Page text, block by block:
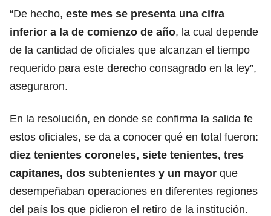
“De hecho, este mes se presenta una cifra
inferior a la de comienzo de año, la cual depende
de la cantidad de oficiales que alcanzan el tiempo
requerido para este derecho consagrado en la ley”,
aseguraron.
En la resolución, en donde se confirma la salida fe
estos oficiales, se da a conocer qué en total fueron:
diez tenientes coroneles, siete tenientes, tres
capitanes, dos subtenientes y un mayor que
desempeñaban operaciones en diferentes regiones
del país los que pidieron el retiro de la institución.